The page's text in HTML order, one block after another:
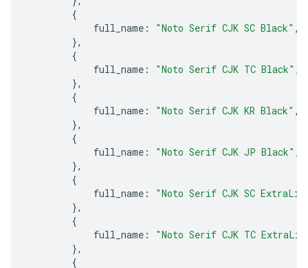
{
full_name : "Noto Serif CJK SC Black" ,
},
{
full_name : "Noto Serif CJK TC Black" ,
},
{
full_name : "Noto Serif CJK KR Black" ,
},
{
full_name : "Noto Serif CJK JP Black" ,
},
{
full_name :
"Noto Serif CJK SC
},
{
full_name :
"Noto Serif CJK TC
},
{